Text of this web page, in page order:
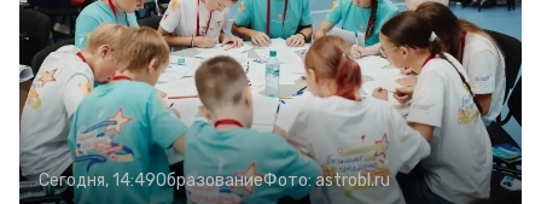
Сегодня, 14:49ОбразованиеФото:astrobl.ru